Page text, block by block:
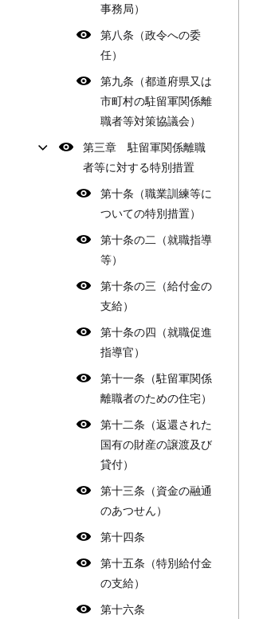
事務局）
第八条（政令への委
任）
第九条（都道府県又は
市町村の駐留軍関係離
職者等対策協議会）
第三章 駐留軍関係離職
者等に対する特別措置
第十条（職業訓練等に
ついての特別措置）
第十条の二（就職指導
等）
第十条の三（給付金の
支給）
第十条の四（就職促進
指導官）
第十一条（駐留軍関係
離職者のための住宅）
第十二条（返還された
国有の財産の譲渡及び
貸付）
第十三条（資金の融通
のあつせん）
第十四条
第十五条（特別給付金
の支給）
第十六条